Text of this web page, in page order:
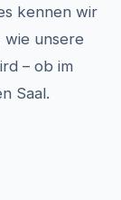
kennen wir
wie unsere
– ob im
Saal.